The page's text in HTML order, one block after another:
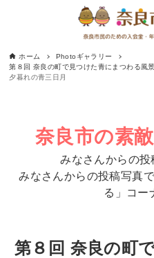
ホーム
Photoギャラリー
第８回 奈良の町で見つけた青にまつわる風
夕暮れの青三日月
奈良市の素
みなさんからの
みなさんからの投稿写真
る」コー
第８回 奈良の町